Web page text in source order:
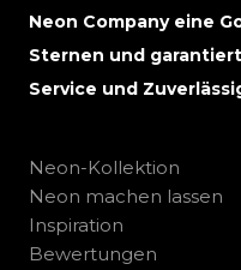
Neon Company eine
Sternen und
Service und
Neon-Kollektion
Neon machen lassen
Inspiration
Bewertungen